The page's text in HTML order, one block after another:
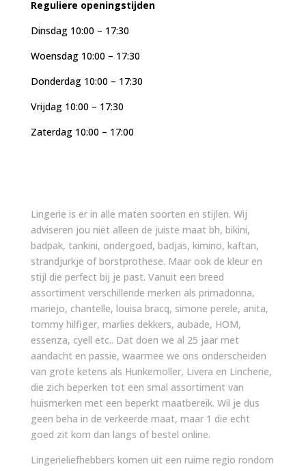
Reguliere openingstijden
Dinsdag 10:00 – 17:30
Woensdag 10:00 – 17:30
Donderdag 10:00 – 17:30
Vrijdag 10:00 – 17:30
Zaterdag 10:00 – 17:00
Lingerie is er in alle maten soorten en stijlen. Wij
adviseren jou niet alleen de juiste maat bh, bikini,
badpak, tankini, ondergoed, badjas, kimino, kaftan,
strandjurkje of borstprothese. Maar ook de kleur en
stijl die perfect bij je past. Vanuit een breed
assortiment verschillende merken als primadonna,
mariejo, chantelle, louisa bracq, simone perele, anita,
tommy hilfiger, marlies dekkers, aubade, HOM,
essenza, cyell etc.. Dat doen we al 25 jaar met
aandacht en passie, waarmee we ons onderscheiden
van grote ketens als Hunkemoller, Livera en Lincherie,
die zich beperken tot een smal assortiment van
huismerken met een beperkt maatbereik. Wil je dus
geen beha in de verkeerde maat, maar 1 die echt
goed zit kom dan langs of bestel online.
Lingerieliefhebbers komen uit een ruime regio rondom